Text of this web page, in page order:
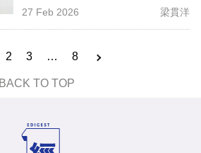
27 Feb 2026 梁貫洋
2 3 … 8
BACK TO TOP